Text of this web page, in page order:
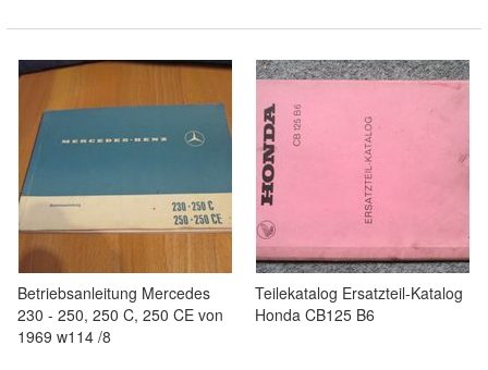
Betriebsanleitung Mercedes
230 - 250, 250 C, 250 CE von
1969 w114 /8
Teilekatalog Ersatzteil-Katalog
Honda CB125 B6